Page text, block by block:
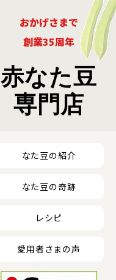
おかげさまで
創業35周年
赤なた豆
専門店
なた豆の紹介
なた豆の奇跡
レシピ
愛用者さまの声